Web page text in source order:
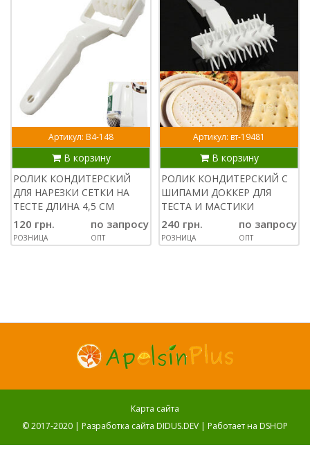
Артикул: В4-148
В корзину
РОЛИК КОНДИТЕРСКИЙ
ДЛЯ НАРЕЗКИ СЕТКИ НА
ТЕСТЕ ДЛИНА 4,5 СМ
120 грн.
РОЗНИЦА
по запросу
ОПТ
Артикул: вт-19481
В корзину
РОЛИК КОНДИТЕРСКИЙ С
ШИПАМИ ДОККЕР ДЛЯ
ТЕСТА И МАСТИКИ
240 грн.
РОЗНИЦА
по запросу
ОПТ
Карта сайта
© 2017-2020 | Разработка сайта DIDUS.DEV | Работает на DSHOP